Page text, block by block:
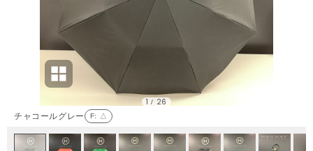
チャコールグレー F: △
1 / 26